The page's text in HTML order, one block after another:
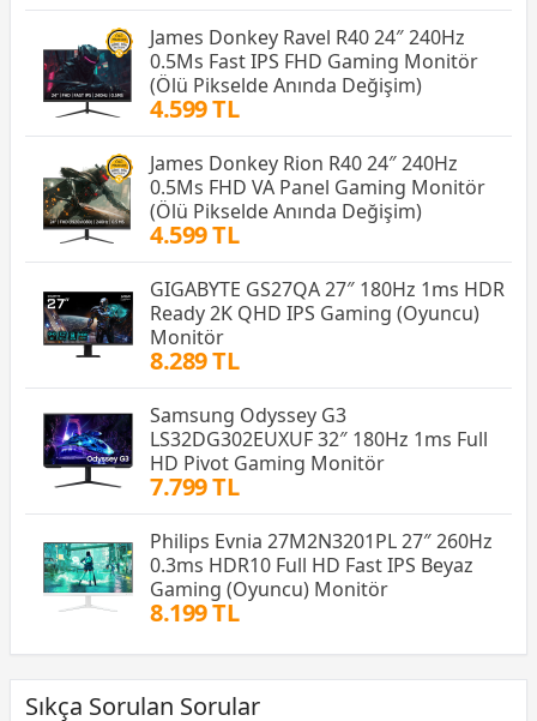
James Donkey Ravel R40 24″ 240Hz
0.5Ms Fast IPS FHD Gaming Monitör
(Ölü Pikselde Anında Değişim)
4.599 TL
James Donkey Rion R40 24″ 240Hz
0.5Ms FHD VA Panel Gaming Monitör
(Ölü Pikselde Anında Değişim)
4.599 TL
GIGABYTE GS27QA 27″ 180Hz 1ms HDR
Ready 2K QHD IPS Gaming (Oyuncu)
Monitör
8.289 TL
Samsung Odyssey G3
LS32DG302EUXUF 32″ 180Hz 1ms Full
HD Pivot Gaming Monitör
7.799 TL
Philips Evnia 27M2N3201PL 27″ 260Hz
0.3ms HDR10 Full HD Fast IPS Beyaz
Gaming (Oyuncu) Monitör
8.199 TL
Sıkça Sorulan Sorular